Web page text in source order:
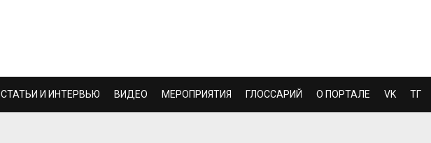
СТАТЬИ И ИНТЕРВЬЮ ВИДЕО МЕРОПРИЯТИЯ ГЛОССАРИЙ О ПОРТАЛЕ VK ТГ